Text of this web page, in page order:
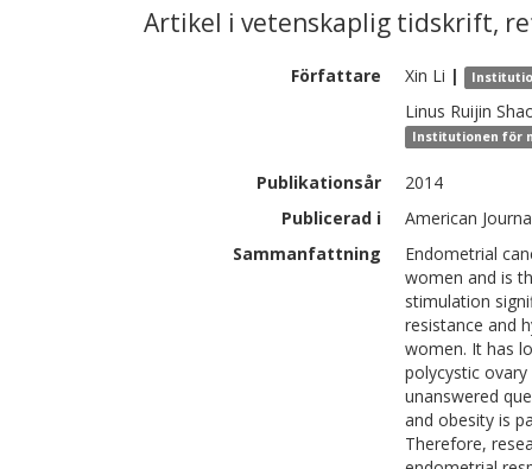
Artikel i vetenskaplig tidskrift,
Författare Xin Li |
Linus Ruijin
Institutionen för
Publikationsår
2014
Publicerad i
American
Sammanfattning
Endometrial
women and is
stimulation
resistance and
women. It has
polycystic
unanswered
and obesity is
Therefore,